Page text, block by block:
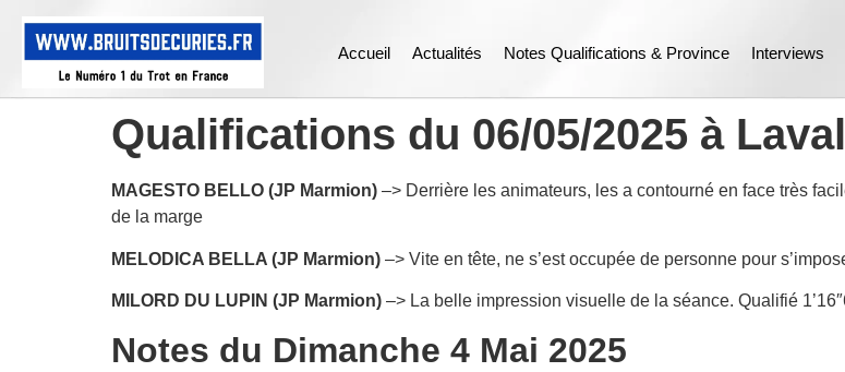
Accueil Actualités Notes Qualifications & Province Interviews
Qualifications du 06/05/2025 à Laval
MAGESTO BELLO (JP Marmion) –> Derrière les animateurs, les a contourné en face très
de la marge
MELODICA BELLA (JP Marmion) –> Vite en tête, ne s’est occupée de personne pour
MILORD DU LUPIN (JP Marmion) –> La belle impression visuelle de la séance. Qualifié
Notes du Dimanche 4 Mai 2025